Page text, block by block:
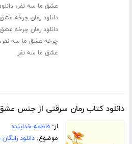
عشق ما سه نفر،
دانلود رمان چرخه
دانلود رمان چرخه
چرخه عشق ما سه نفر
عشق ما سه نفر
دانلود کتاب رمان سرقتی از جنس
از:فاطمه خدابنده
موضوع:دانلود